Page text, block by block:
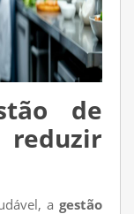
de
reduzir
a gestão